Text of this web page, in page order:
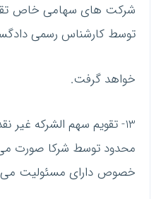
شرکت های سهامی خاص
توسط کارشناس رسمی
خواهد گرفت.
13- تقویم سهم الشرکه
محدود توسط شرکا صورت می
خصوص دارای مسئولیت می